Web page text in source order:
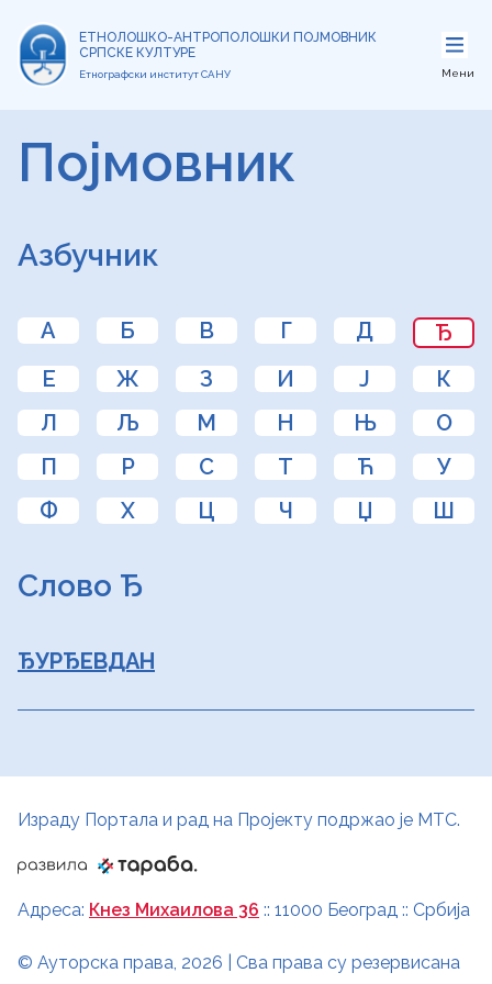
ЕТНОЛОШКО-АНТРОПОЛОШКИ ПОЈМОВНИК
СРПСКЕ КУЛТУРЕ
Етнографски институт САНУ Мени
Појмовник
Азбучник
А Б В Г Д
Ђ
Е
Ж З И Ј
К
Л
Љ М Н Њ
О
П
Р С Т Ћ
У
Ф
Х Ц Ч Џ Ш
Слово Ђ
ЂУРЂЕВДАН
Израду Портала и рад на Пројекту подржао је МТС.
Адреса: Кнез Михаилова 36 :: 11000 Београд :: Србија
© Ауторска права, 2026 | Сва права су резервисана